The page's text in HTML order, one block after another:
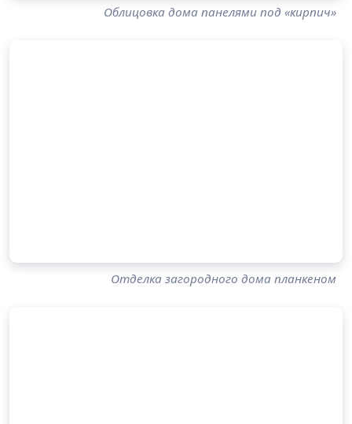
Облицовка дома панелями под «кирпич»
Отделка загородного дома планкеном